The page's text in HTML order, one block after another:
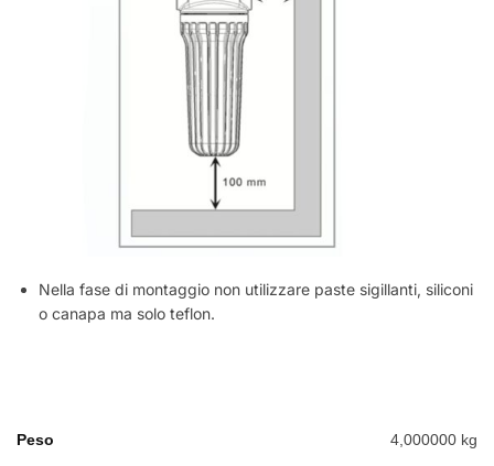
Nella fase di montaggio non utilizzare paste sigillanti, siliconi
o canapa ma solo teflon.
Peso 4,000000 kg